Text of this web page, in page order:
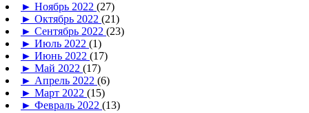
► Ноябрь 2022 (27)
► Октябрь 2022 (21)
► Сентябрь 2022 (23)
► Июль 2022 (1)
► Июнь 2022 (17)
► Май 2022 (17)
► Апрель 2022 (6)
► Март 2022 (15)
► Февраль 2022 (13)